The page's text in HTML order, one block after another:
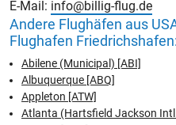
E-Mail: info@billig-flug.de
Andere Flughäfen aus
Flughafen Friedrichshafen:
Abilene (Municipal) [ABI]
Albuquerque [ABQ]
Appleton [ATW]
Atlanta (Hartsfield Jackson